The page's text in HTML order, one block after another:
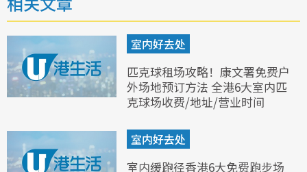
室内好去处
匹克球租场攻略！康文署免费户
外场地预订方法 全港6大室内匹
克球场收费/地址/营业时间
室内好去处
室内缓跑径香港6大免费跑步场